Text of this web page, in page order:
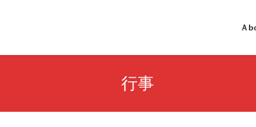
Ａ
行事